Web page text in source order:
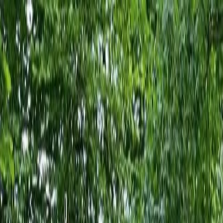
Pour les joueurs
Réserve des courts de padel
Réserve des courts de tennis
Réserve des courts de tennis
Trouve un club
Pour les joueurs
Réserve des courts de padel
Réserve des courts de tennis
Réserve des courts de tennis
Trouve un club
Pour les clubs
Playtomic Manager
Playtomic Coach
Academy
Tarifs
Pour les clubs
Playtomic Manager
Playtomic Coach
Academy